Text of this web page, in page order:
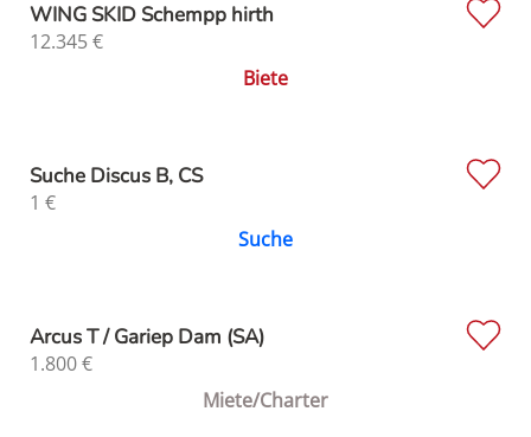
WING SKID Schempp hirth
12.345€
Biete
Suche Discus B, CS
1 €
Suche
Arcus T / Gariep Dam (SA)
1.800€
Miete/Charter